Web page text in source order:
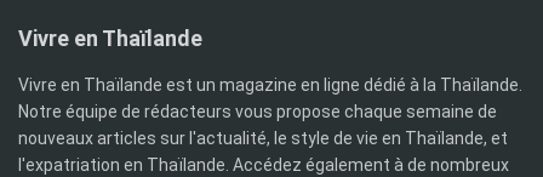
Vivre en Thaïlande
Vivre en Thaïlande est un magazine en ligne dédié à la Thaïlande.
Notre équipe de rédacteurs vous propose chaque semaine de
nouveaux articles sur l'actualité, le style de vie en Thaïlande, et
l'expatriation en Thaïlande. Accédez également à de nombreux